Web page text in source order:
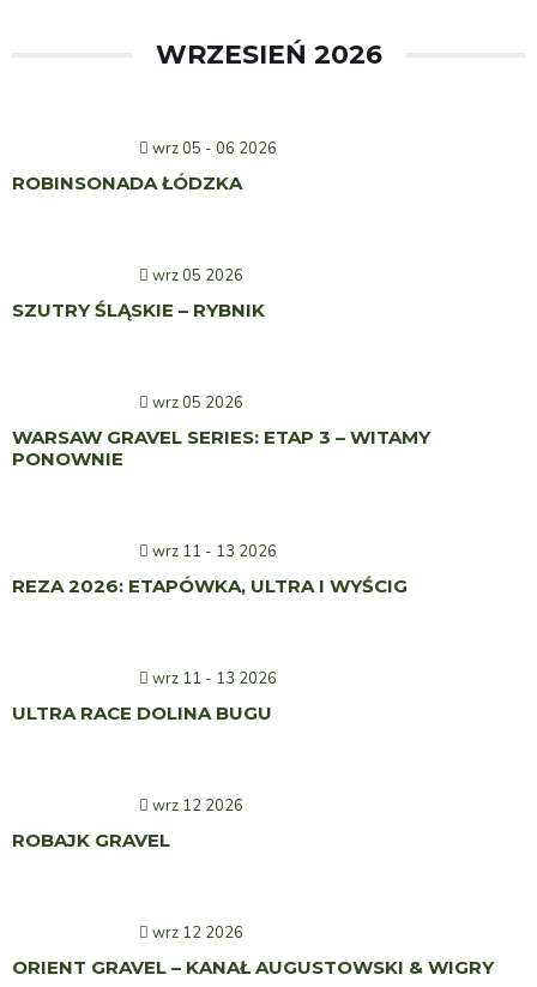
WRZESIEŃ 2026
wrz 05 - 06 2026
ROBINSONADA ŁÓDZKA
wrz 05 2026
SZUTRY ŚLĄSKIE – RYBNIK
wrz 05 2026
WARSAW GRAVEL SERIES: ETAP 3 – WITAMY
PONOWNIE
wrz 11 - 13 2026
REZA 2026: ETAPÓWKA, ULTRA I WYŚCIG
wrz 11 - 13 2026
ULTRA RACE DOLINA BUGU
wrz 12 2026
ROBAJK GRAVEL
wrz 12 2026
ORIENT GRAVEL – KANAŁ AUGUSTOWSKI & WIGRY